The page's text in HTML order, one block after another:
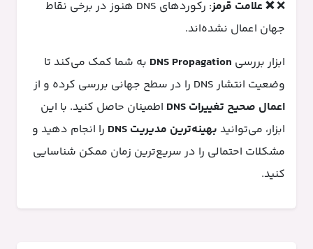
❌❌ علامت قرمز
: رکوردهای DNS هنوز در برخی نقاط
جهان اعمال نشده‌اند.
ابزار بررسی DNS Propagation به شما کمک می‌کند تا
وضعیت انتشار DNS را در سطح جهانی بررسی کرده و از
اعمال صحیح تغییرات DNS
اطمینان حاصل کنید. با این
ابزار، می‌توانید بهینه‌ترین مدیریت DNS
را انجام دهید و
مشکلات احتمالی را در سریع‌ترین زمان ممکن شناسایی
کنید.